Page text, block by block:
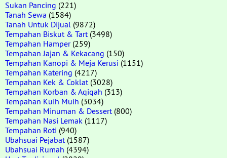
Sukan Pancing (221)
Tanah Sewa (1584)
Tanah Untuk Dijual (9872)
Tempahan Biskut & Tart (3498)
Tempahan Hamper(259)
Tempahan Jajan & Kekacang (150)
Tempahan Kanopi & Meja Kerusi (1151)
Tempahan Katering (4217)
Tempahan Kek & Coklat (3028)
Tempahan Korban & Aqiqah (313)
Tempahan Kuih Muih (3034)
Tempahan Minuman & Dessert (800)
Tempahan Nasi Lemak (1117)
Tempahan Roti (940)
Ubahsuai Pejabat (1587)
Ubahsuai Rumah (4394)